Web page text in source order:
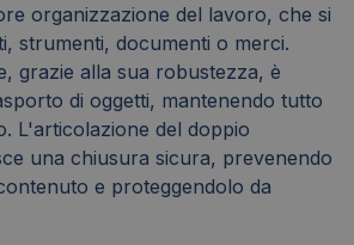
organizzazione del lavoro, che si
strumenti, documenti o merci.
grazie alla sua robustezza, è
di oggetti, mantenendo tutto
L'articolazione del doppio
una chiusura sicura, prevenendo
e proteggendolo da